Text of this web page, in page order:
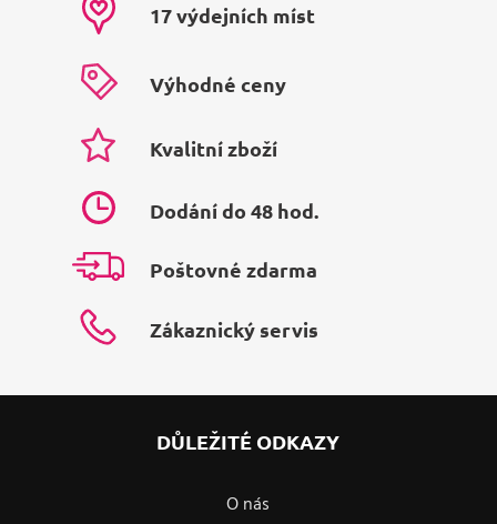
17 výdejních míst
Výhodné ceny
Kvalitní zboží
Dodání do 48 hod.
Poštovné zdarma
Zákaznický servis
DŮLEŽITÉ ODKAZY
O nás